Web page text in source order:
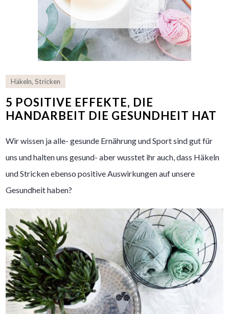
Häkeln,Stricken
5 POSITIVE EFFEKTE, DIE
HANDARBEIT DIE GESUNDHEIT HAT
Wir wissen ja alle- gesunde Ernährung und Sport sind gut für
uns und halten uns gesund- aber wusstet ihr auch, dass Häkeln
und Stricken ebenso positive Auswirkungen auf unsere
Gesundheit haben?